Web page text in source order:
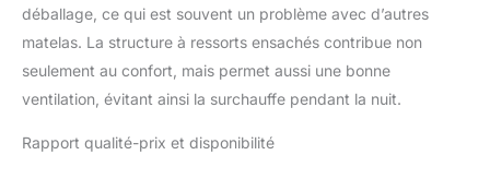
emballages de
compression pour une
matelas se dilate
complètement dans les
l'ouverture.
déballage, ce qui est souvent un problème avec d’autres
matelas. La structure à ressorts ensachés contribue non
seulement au confort, mais permet aussi une bonne
ventilation, évitant ainsi la surchauffe pendant la nuit.
Rapport qualité-prix et disponibilité